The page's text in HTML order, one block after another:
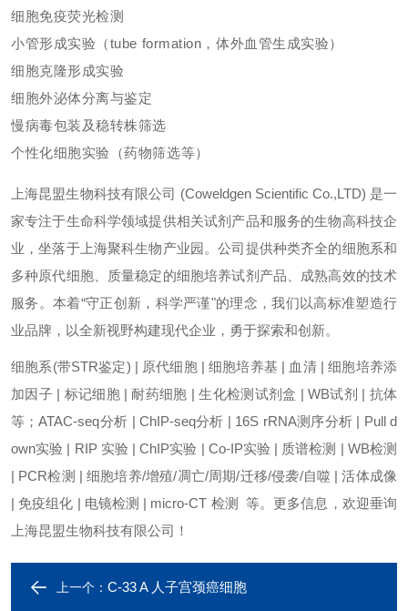
细胞免疫荧光检测
小管形成实验（tube formation，体外血管生成实验）
细胞克隆形成实验
细胞外泌体分离与鉴定
慢病毒包装及稳转株筛选
个性化细胞实验（药物筛选等）
上海昆盟生物科技有限公司 (Coweldgen Scientific Co.,LTD) 是一
家专注于生命科学领域提供相关试剂产品和服务的生物高科技企
业，坐落于上海聚科生物产业园。公司提供种类齐全的细胞系和
多种原代细胞、质量稳定的细胞培养试剂产品、成熟高效的技术
服务。本着“守正创新，科学严谨"的理念，我们以高标准塑造行
业品牌，以全新视野构建现代企业，勇于探索和创新。
细胞系(带STR鉴定) | 原代细胞 | 细胞培养基 | 血清 | 细胞培养添
加因子 | 标记细胞 | 耐药细胞 | 生化检测试剂盒 | WB试剂 | 抗体
等；ATAC-seq分析 | ChIP-seq分析 | 16S rRNA测序分析 | Pull d
own实验 | RIP 实验 | ChIP实验 | Co-IP实验 | 质谱检测 | WB检测
| PCR检测 | 细胞培养/增殖/凋亡/周期/迁移/侵袭/自噬 | 活体成像
| 免疫组化 | 电镜检测 | micro-CT 检测 等。更多信息，欢迎垂询
上海昆盟生物科技有限公司！
上一个： C-33 A 人子宫颈癌细胞